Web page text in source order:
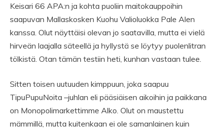
Keisari 66 APA:n ja kohta puoliin maitokauppoihin
saapuvan Mallaskosken Kuohu Valioluokka Pale Alen
kanssa. Olut näyttäisi olevan jo saatavilla, mutta ei vielä
hirveän laajalla säteellä ja hyllystä se löytyy puolenlitran
tölkistä. Otan tämän testiin heti, kunhan vastaan tulee.
Sitten toisen uutuuden kimppuun, joka saapuu
TipuPupuNoita –juhlan eli pääsiäisen aikoihin ja paikkana
on Monopolimarkettimme Alko. Olut on maustettu
mämmillä, mutta kuitenkaan ei ole samanlainen kuin